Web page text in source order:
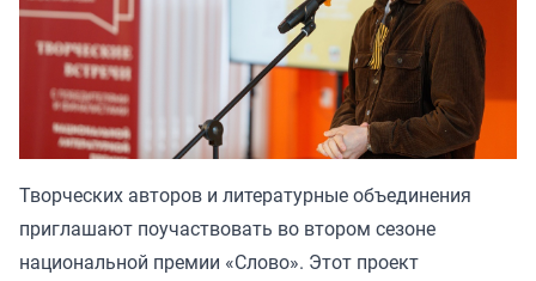
Творческих авторов и литературные объединения
приглашают поучаствовать во втором сезоне
национальной премии «Слово». Этот проект